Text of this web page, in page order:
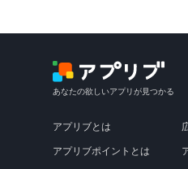
あなたの欲しいアプリが見つかる
アプリブとは
アプリブポイントとは